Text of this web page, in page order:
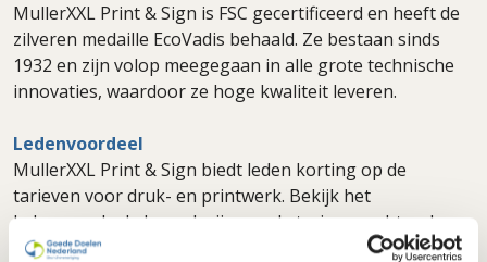
MullerXXL Print & Sign is FSC gecertificeerd en heeft de
zilveren medaille EcoVadis behaald. Ze bestaan sinds
1932 en zijn volop meegegaan in alle grote technische
innovaties, waardoor ze hoge kwaliteit leveren.
Ledenvoordeel
MullerXXL Print & Sign biedt leden korting op de
tarieven voor druk- en printwerk. Bekijk het
ledenvoordeel, de werkwijze en de tarieven achter de
inlog.